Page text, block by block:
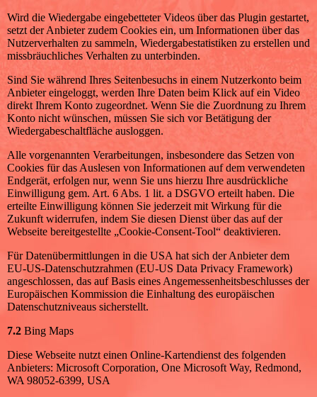
Wird die Wiedergabe eingebetteter Videos über das Plugin gestartet,
setzt der Anbieter zudem Cookies ein, um Informationen über das
Nutzerverhalten zu sammeln, Wiedergabestatistiken zu erstellen und
missbräuchliches Verhalten zu unterbinden.
Sind Sie während Ihres Seitenbesuchs in einem Nutzerkonto beim
Anbieter eingeloggt, werden Ihre Daten beim Klick auf ein Video
direkt Ihrem Konto zugeordnet. Wenn Sie die Zuordnung zu Ihrem
Konto nicht wünschen, müssen Sie sich vor Betätigung der
Wiedergabeschaltfläche ausloggen.
Alle vorgenannten Verarbeitungen, insbesondere das Setzen von
Cookies für das Auslesen von Informationen auf dem verwendeten
Endgerät, erfolgen nur, wenn Sie uns hierzu Ihre ausdrückliche
Einwilligung gem. Art. 6 Abs. 1 lit. a DSGVO erteilt haben. Die
erteilte Einwilligung können Sie jederzeit mit Wirkung für die
Zukunft widerrufen, indem Sie diesen Dienst über das auf der
Webseite bereitgestellte „Cookie-Consent-Tool“ deaktivieren.
Für Datenübermittlungen in die USA hat sich der Anbieter dem
EU-US-Datenschutzrahmen (EU-US Data Privacy Framework)
angeschlossen, das auf Basis eines Angemessenheitsbeschlusses der
Europäischen Kommission die Einhaltung des europäischen
Datenschutzniveaus sicherstellt.
7.2 Bing Maps
Diese Webseite nutzt einen Online-Kartendienst des folgenden
Anbieters: Microsoft Corporation, One Microsoft Way, Redmond,
WA 98052-6399, USA